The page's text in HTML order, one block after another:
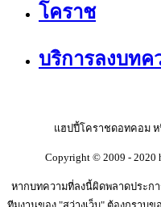
โคราช
บริการลงบทค
แฮปปี้โคราชดอทคอม ห
Copyright © 2009 - 2020
หากบทความที่ลงนี้ผิดพลาดประก